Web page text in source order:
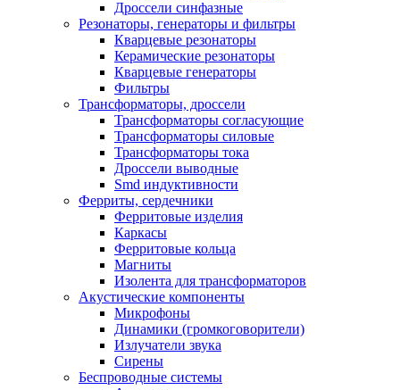
Дроссели синфазные
Резонаторы, генераторы и фильтры
Кварцевые резонаторы
Керамические резонаторы
Кварцевые генераторы
Фильтры
Трансформаторы, дроссели
Трансформаторы согласующие
Трансформаторы силовые
Трансформаторы тока
Дроссели выводные
Smd индуктивности
Ферриты, сердечники
Ферритовые изделия
Каркасы
Ферритовые кольца
Магниты
Изолента для трансформаторов
Акустические компоненты
Микрофоны
Динамики (громкоговорители)
Излучатели звука
Сирены
Беспроводные системы